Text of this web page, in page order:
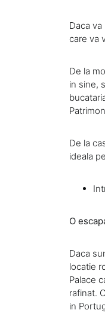
Daca
care va
De la
in sine,
De la
ideala
O
Daca
locatie
Palace
rafinat.
in